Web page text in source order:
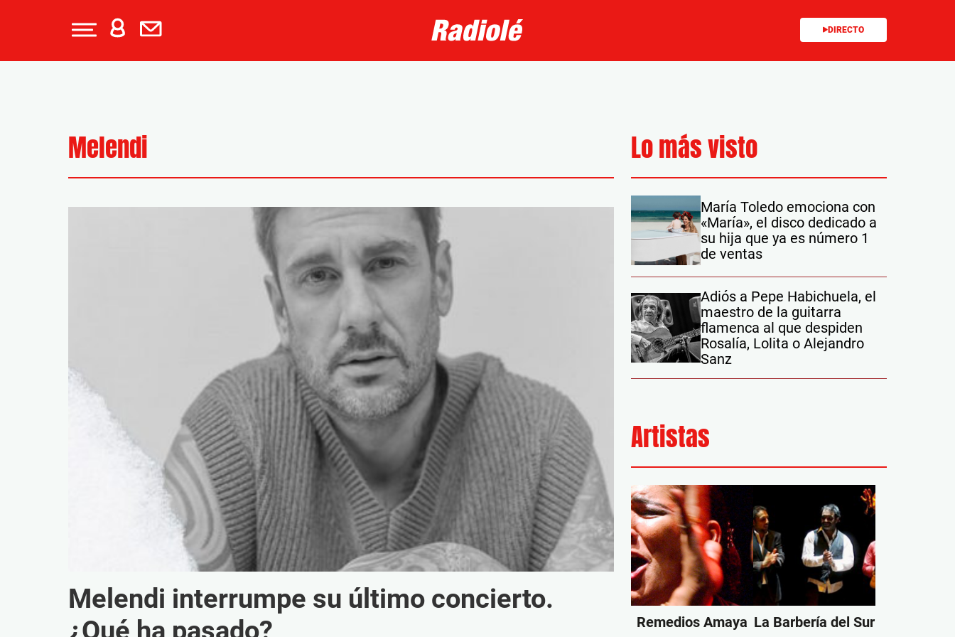
DIRECTO
Melendi
Melendi interrumpe su último concierto.
¿Qué ha pasado?
Lo más visto
María Toledo emociona con
«María», el disco dedicado a
su hija que ya es número 1
de ventas
Adiós a Pepe Habichuela, el
maestro de la guitarra
flamenca al que despiden
Rosalía, Lolita o Alejandro
Sanz
Artistas
Remedios Amaya La Barbería del Sur